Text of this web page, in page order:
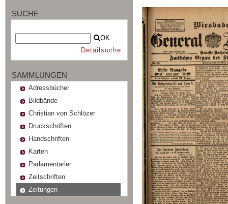
SUCHE
OK
Detailsuche
SAMMLUNGEN
Adressbücher
Bildbände
Christian von Schlözer
Druckschriften
Handschriften
Karten
Parlamentarier
Zeitschriften
Zeitungen